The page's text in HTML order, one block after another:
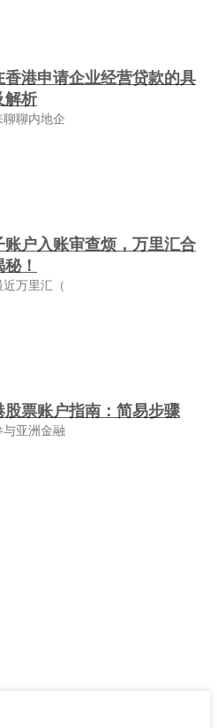
香港申请企业经营贷款的具
解析
聊内地企
账户入账审查烦，万里汇合
！
万里汇（
股票账户指南：简易步骤
亚洲金融